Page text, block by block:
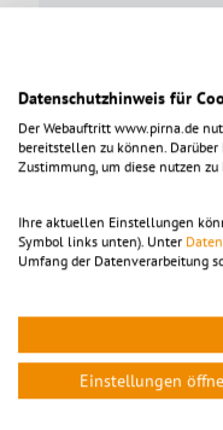
Die Stadt Pirna
Dazu gehören
Erhalt
Prüfung
Ziel ist es, die
Datenschutzhinweis für
Der Webauftritt www.pirna.de
bereitstellen zu können.
Zustimmung, um diese nutzen zu
Ihre aktuellen Einstellungen
Symbol links unten). Unter
Umfang der Datenverarbeitung
Einstellungen